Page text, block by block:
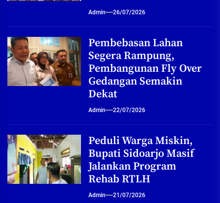
Admin 26/07/2026
Pembebasan Lahan
Segera Rampung,
Pembangunan Fly Over
Gedangan Semakin
Dekat
Admin 22/07/2026
Peduli Warga Miskin,
Bupati Sidoarjo Masif
Jalankan Program
Rehab RTLH
Admin 21/07/2026